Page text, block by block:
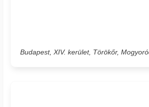
Budapest, XIV. kerület, Törökőr,